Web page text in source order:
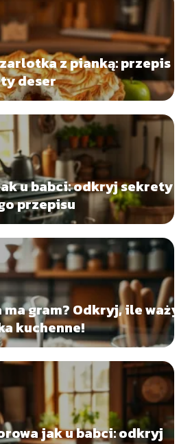
z pianką: przepis
deser
u babci: odkryj sekrety
przepisu
ma gram? Odkryj, ile waży
kuchenne!
jak u babci: odkryj